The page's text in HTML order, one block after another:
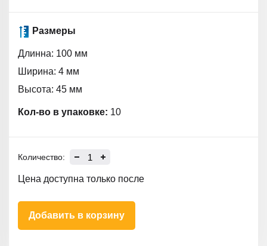
Размеры
Длинна: 100 мм
Ширина: 4 мм
Высота: 45 мм
Кол-во в упаковке: 10
Количество:
Цена доступна только после
Добавить в корзину